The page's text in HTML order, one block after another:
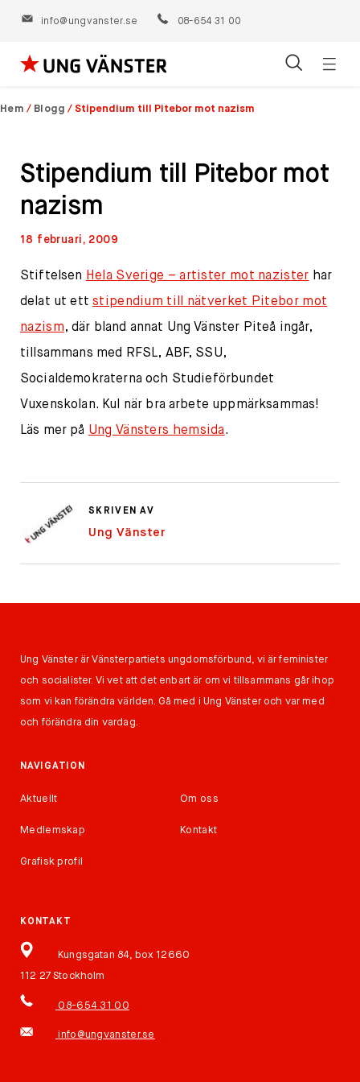
info@ungvanster.se 08-654 31 00
Hoppa
till
Hem / Blogg /Stipendium till Pitebor mot nazism
Stipendium till Pitebor mot
nazism
18 februari, 2009
Stiftelsen Hela Sverige – artister mot nazister har
delat ut ettstipendium till nätverket Pitebor mot
nazism, där bland annat Ung Vänster Piteå ingår,
tillsammans med RFSL, ABF, SSU,
Socialdemokraterna och Studieförbundet
Vuxenskolan. Kul när bra arbete uppmärksammas!
Läs mer på Ung Vänsters hemsida.
SKRIVEN AV
Ung Vänster
Ung Vänster är Vänsterpartiets ungdomsförbund, vi är feminister
och socialister. Vi vet att det enbart är om vi tillsammans går ihop
som vi kan förändra världen. Gå med i Ung Vänster och var med
och förändra din vardag.
NAVIGATION
Aktuellt Om oss
Medlemskap Kontakt
Grafisk profil
KONTAKT
Kungsgatan 84, box 12660
112 27 Stockholm
08-654 31 00
info@ungvanster.se